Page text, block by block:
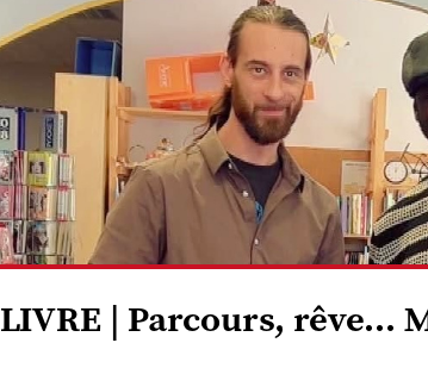
LIVRE | Parcours, rêve...